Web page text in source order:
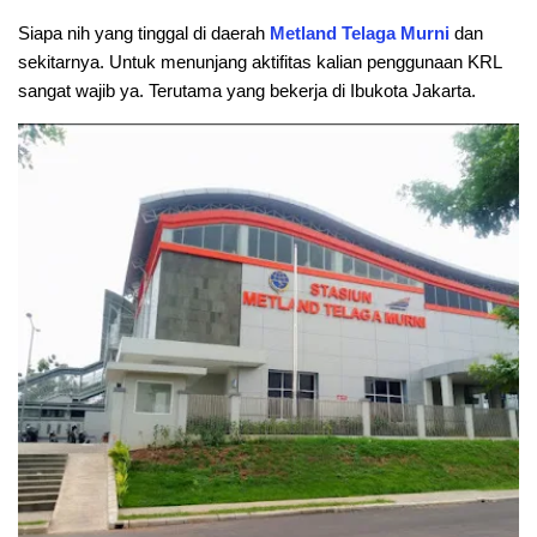
Siapa nih yang tinggal di daerah Metland Telaga Murni dan
sekitarnya. Untuk menunjang aktifitas kalian penggunaan KRL
sangat wajib ya. Terutama yang bekerja di Ibukota Jakarta.